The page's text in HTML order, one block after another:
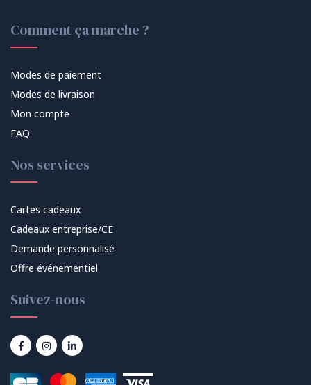
Comment ça marche ?
Modes de paiement
Modes de livraison
Mon compte
FAQ
Nos services
Cartes cadeaux
Cadeaux entreprise/CE
Demande personnalisé
Offre événementiel
Suivez-nous